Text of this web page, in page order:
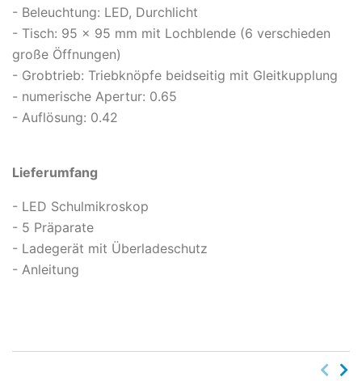
- Beleuchtung: LED, Durchlicht
- Tisch: 95 x 95 mm mit Lochblende (6 verschieden
große Öffnungen)
- Grobtrieb: Triebknöpfe beidseitig mit Gleitkupplung
- numerische Apertur: 0.65
- Auflösung: 0.42
Lieferumfang
- LED Schulmikroskop
- 5 Präparate
- Ladegerät mit Überladeschutz
- Anleitung